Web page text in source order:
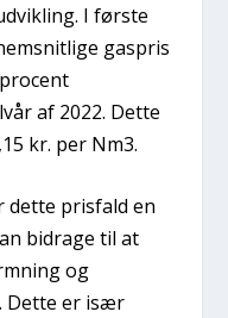
I første
gaspris
af 2022. Dette
kr. per Nm3.
dette prisfald en
bidrage til at
og
Dette er især